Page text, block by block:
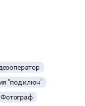
"под ключ"
Фотограф